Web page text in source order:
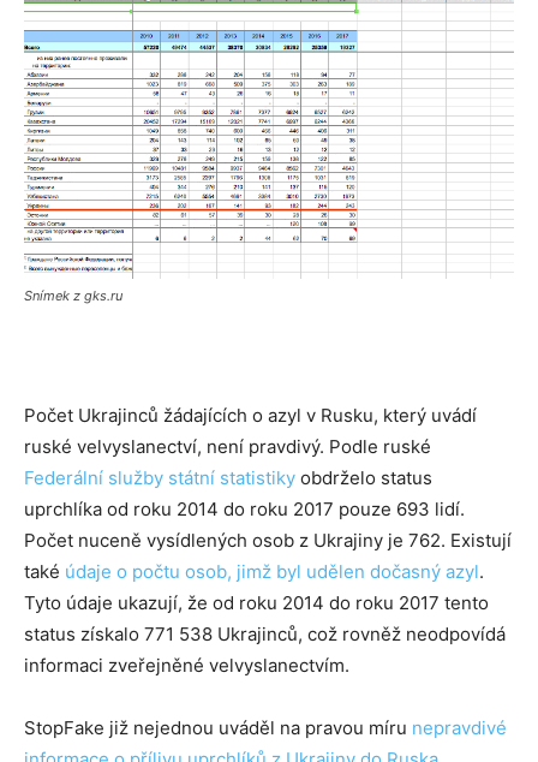
Snímek z gks.ru
Počet Ukrajinců žádajících o azyl v Rusku, který uvádí
ruské velvyslanectví, není pravdivý. Podle ruské
Federální služby státní statistiky obdrželo status
uprchlíka od roku 2014 do roku 2017 pouze 693 lidí.
Počet nuceně vysídlených osob z Ukrajiny je 762. Existují
také údaje o počtu osob, jimž byl udělen dočasný azyl.
Tyto údaje ukazují, že od roku 2014 do roku 2017 tento
status získalo 771 538 Ukrajinců, což rovněž neodpovídá
informaci zveřejněné velvyslanectvím.
StopFake již nejednou uváděl na pravou míru nepravdivé